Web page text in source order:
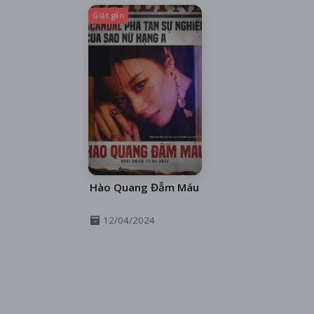
Giật gân
Hào Quang Đẫm Máu
12/04/2024